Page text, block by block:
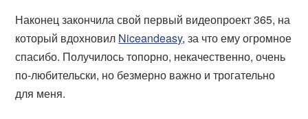
Наконец закончила свой первый видеопроект 365, на
который вдохновил Niceandeasy, за что ему огромное
спасибо. Получилось топорно, некачественно, очень
по-любительски, но безмерно важно и трогательно
для меня.